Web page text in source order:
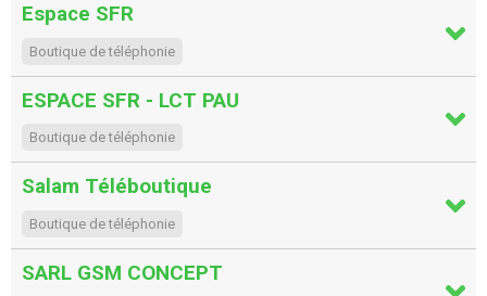
Espace SFR
Boutique de téléphonie
ESPACE SFR - LCT PAU
Boutique de téléphonie
Salam Téléboutique
Boutique de téléphonie
SARL GSM CONCEPT